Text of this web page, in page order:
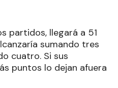
partidos, llegará a 51
sumando tres
cuatro. Si sus
puntos lo dejan afuera